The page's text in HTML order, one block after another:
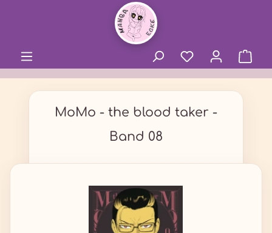
MoMo - the blood taker -
Band 08
Bildergalerie überspringen